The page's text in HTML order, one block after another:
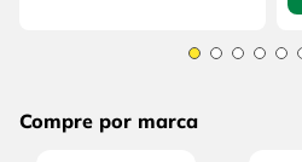
Compre por marca